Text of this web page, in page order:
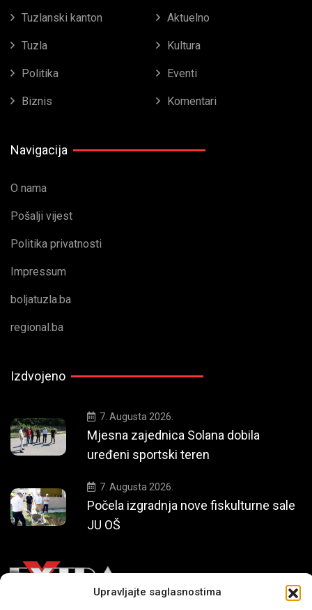
Upravljajte saglasnostima
Tuzlanski kanton Aktuelno
Tuzla Kultura
Politika Eventi
Biznis Komentari
Navigacija
O nama
Pošalji vijest
Politika privatnosti
Impressum
boljatuzla.ba
regional.ba
Izdvojeno
7. Augusta 2026.
Mjesna zajednica Solana dobila
uređeni sportski teren
7. Augusta 2026.
Počela izgradnja nove fiskulturne sale
JU OŠ